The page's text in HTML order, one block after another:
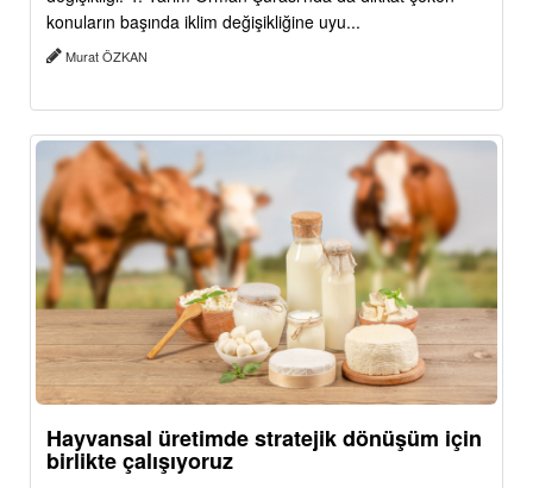
konuların başında iklim değişikliğine uyu...
Murat ÖZKAN
Hayvansal üretimde stratejik dönüşüm için
birlikte çalışıyoruz